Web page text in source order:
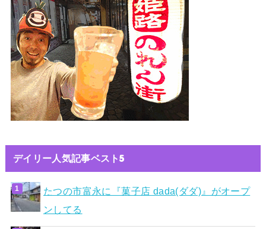
デイリー人気記事ベスト5
たつの市富永に『菓子店 dada(ダダ)』がオープ
ンしてる